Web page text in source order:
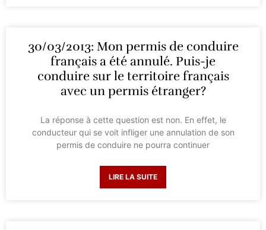
30/03/2013: Mon permis de conduire
français a été annulé. Puis-je
conduire sur le territoire français
avec un permis étranger?
La réponse à cette question est non. En effet, le
conducteur qui se voit infliger une annulation de son
permis de conduire ne pourra continuer
LIRE LA SUITE